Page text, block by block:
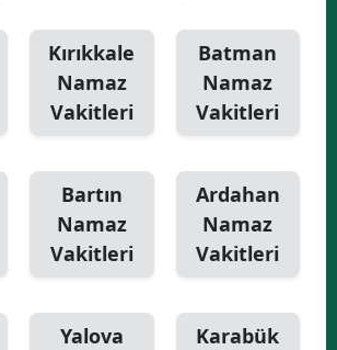
Kırıkkale
Namaz
Vakitleri
Batman
Namaz
Vakitleri
Bartın
Namaz
Vakitleri
Ardahan
Namaz
Vakitleri
Yalova
Karabük